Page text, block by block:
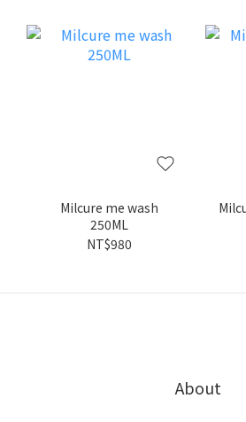
Milcure me wash
250ML
NT$980
About